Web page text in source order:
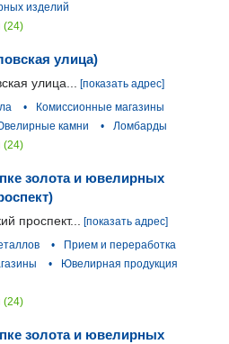
изделий
(24)
улица)
улица...
[показать адрес]
•
Комиссионные магазины
камни •
Ломбарды
(24)
золота и ювелирных
проспект...
[показать адрес]
•
Прием и переработка
•
Ювелирная продукция
(24)
золота и ювелирных